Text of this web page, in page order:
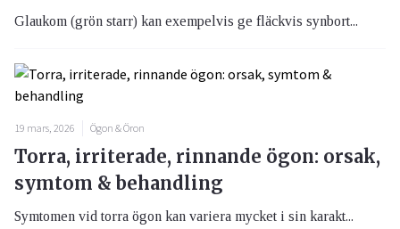
Glaukom (grön starr) kan exempelvis ge fläckvis synbort...
19 mars, 2026 Ögon & Öron
Torra, irriterade, rinnande ögon: orsak,
symtom & behandling
Symtomen vid torra ögon kan variera mycket i sin karakt...